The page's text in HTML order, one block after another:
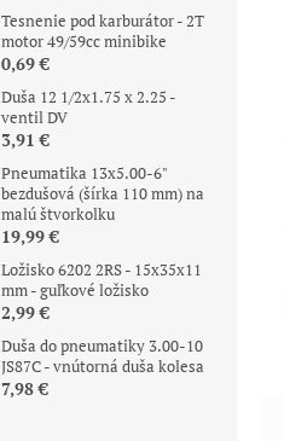
Tesnenie pod karburátor - 2T
motor 49/59cc minibike
0,69 €
Duša 12 1/2x1.75 x 2.25 -
ventil DV
3,91 €
Pneumatika 13x5.00-6"
bezdušová (šírka 110 mm) na
malú štvorkolku
19,99 €
Ložisko 6202 2RS - 15x35x11
mm - guľkové ložisko
2,99 €
Duša do pneumatiky 3.00-10
JS87C - vnútorná duša kolesa
7,98 €